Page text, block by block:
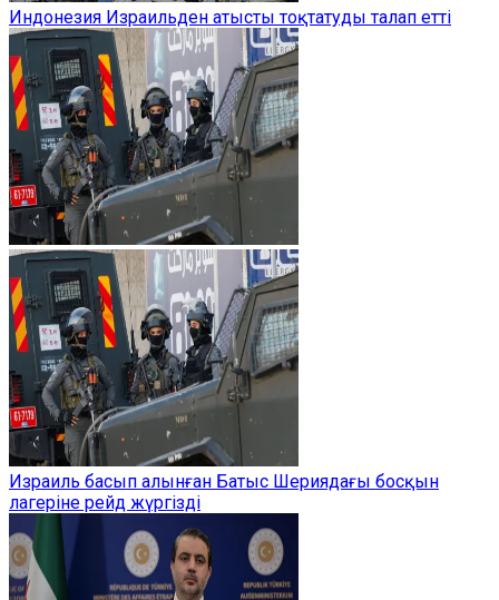
Индонезия Израильден атысты тоқтатуды талап етті
Израиль басып алынған Батыс Шериядағы босқын
лагеріне рейд жүргізді